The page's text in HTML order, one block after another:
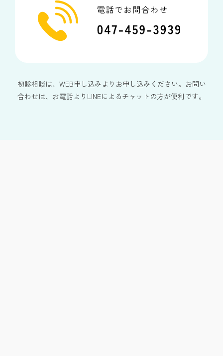
初診相談は、WEB申し込みよりお申し込みください。お問い
合わせは、お電話よりLINEによるチャットの方が便利です。